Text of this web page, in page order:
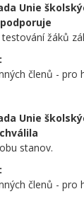
Unie
žáků
členů - pro
Unie
stanov.
členů - pro